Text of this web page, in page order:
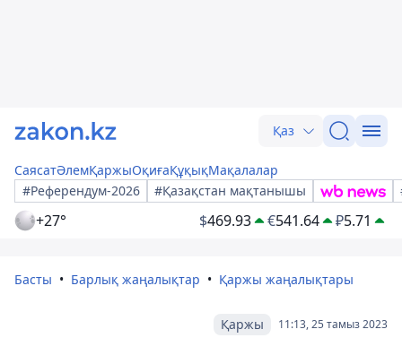
Қаз
СаясатӘлемҚаржыОқиғаҚұқықМақалалар
#Референдум-2026
#Қазақстан мақтанышы
+27° $469.93 €541.64 ₽5.71
Басты Барлық жаңалықтар Қаржы жаңалықтары
11:13, 25 тамыз 2023
Қаржы